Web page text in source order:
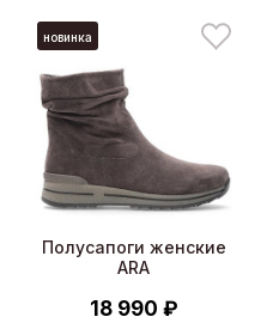
новинка
Полусапоги женские
ARA
18 990 ₽